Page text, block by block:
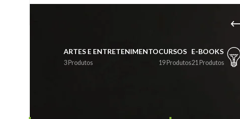
ARTES E ENTRETENIMENTO
3 Produtos
CURSOS
19 Produtos
E-BOOKS
21 Produtos